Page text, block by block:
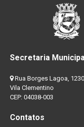
Secretaria
Rua Borges Lagoa, 1230
Vila Clementino
CEP: 04038-003
Contatos